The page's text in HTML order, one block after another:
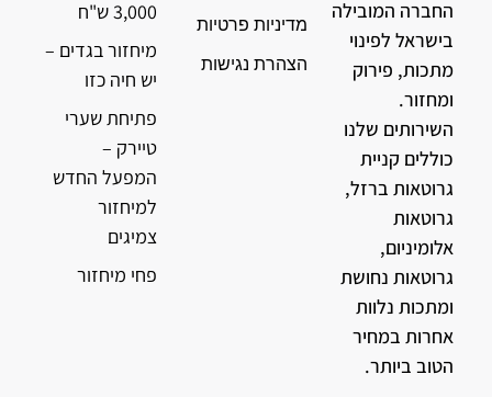
החברה המובילה
בישראל לפינוי
מתכות, פירוק
ומחזור.
השירותים שלנו
כוללים קניית
גרוטאות ברזל,
גרוטאות
אלומיניום,
גרוטאות נחושת
ומתכות נלוות
אחרות במחיר
הטוב ביותר.
מדיניות פרטיות
הצהרת נגישות
3,000 ש"ח
מיחזור בגדים –
יש חיה כזו
פתיחת שערי
טיירק –
המפעל החדש
למיחזור
צמיגים
פחי מיחזור